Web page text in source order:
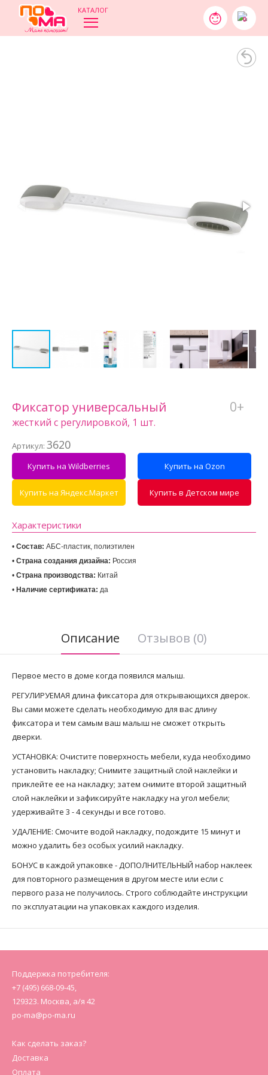
КАТАЛОГ
0
Фиксатор универсальный
жесткий с регулировкой, 1 шт.
Артикул: 3620
0+
Купить на Wildberries Купить на Ozon
Купить на Яндекс.Маркет Купить в Детском мире
Характеристики
• Состав: АБС-пластик, полиэтилен
• Страна создания дизайна:
• Страна производства:
• Наличие сертификата: да
Описание Отзывов (0)
Первое место в доме когда появился малыш.
РЕГУЛИРУЕМАЯ длина фиксатора для открывающихся дверок.
Вы сами можете сделать необходимую для вас длину
фиксатора и тем самым ваш малыш не сможет открыть
дверки.
УСТАНОВКА: Очистите поверхность мебели, куда необходимо
установить накладку; Снимите защитный слой наклейки и
приклейте ее на накладку; затем снимите второй защитный
слой наклейки и зафиксируйте накладку на угол мебели;
удерживайте 3 - 4 секунды и все готово.
УДАЛЕНИЕ: Смочите водой накладку, подождите 15 минут и
можно удалить без особых усилий накладку.
БОНУС в каждой упаковке - ДОПОЛНИТЕЛЬНЫЙ набор наклеек
для повторного размещения в другом месте или если с
первого раза не получилось. Строго соблюдайте инструкции
по эксплуатации на упаковках каждого изделия.
Поддержка потребителя:
+7 (495) 668-09-45,
129323. Москва, а/я 42
po-ma@po-ma.ru
Как сделать заказ?
Доставка
Оплата